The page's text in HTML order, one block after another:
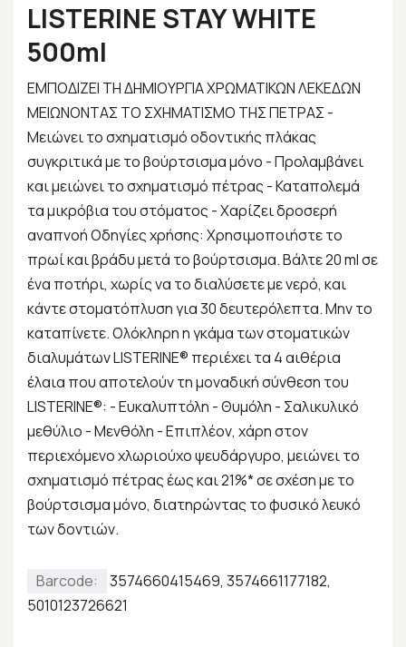
LISTERINE STAY WHITE
500ml
ΕΜΠΟΔΙΖΕΙ ΤΗ ΔΗΜΙΟΥΡΓΙΑ ΧΡΩΜΑΤΙΚΩΝ ΛΕΚΕΔΩΝ
ΜΕΙΩΝΟΝΤΑΣ ΤΟ ΣΧΗΜΑΤΙΣΜΟ ΤΗΣ ΠΕΤΡΑΣ -
Μειώνει το σχηματισμό οδοντικής πλάκας
συγκριτικά με το βούρτσισμα μόνο - Προλαμβάνει
και μειώνει το σχηματισμό πέτρας - Καταπολεμά
τα μικρόβια του στόματος - Χαρίζει δροσερή
αναπνοή Οδηγίες χρήσης: Χρησιμοποιήστε το
πρωί και βράδυ μετά το βούρτσισμα. Βάλτε 20 ml σε
ένα ποτήρι, χωρίς να το διαλύσετε με νερό, και
κάντε στοματόπλυση για 30 δευτερόλεπτα. Μην το
καταπίνετε. Ολόκληρη η γκάμα των στοματικών
διαλυμάτων LISTERINE® περιέχει τα 4 αιθέρια
έλαια που αποτελούν τη μοναδική σύνθεση του
LISTERINE®: - Ευκαλυπτόλη - Θυμόλη - Σαλικυλικό
μεθύλιο - Μενθόλη - Επιπλέον, χάρη στον
περιεχόμενο χλωριούχο ψευδάργυρο, μειώνει το
σχηματισμό πέτρας έως και 21%* σε σχέση με το
βούρτσισμα μόνο, διατηρώντας το φυσικό λευκό
των δοντιών.
Barcode:
3574660415469, 3574661177182,
5010123726621